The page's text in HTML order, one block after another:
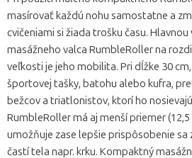
masírovať každú nohu samostatne a
cvičeniami si žiada trošku času.
masážneho valca RumbleRoller na
veľkosti je jeho mobilita. Pri dĺžke 30
športovej tašky, batohu alebo kufra,
bežcov a triatlonistov, ktorí ho
RumbleRoller má aj menší priemer
umožňuje zase lepšie prispôsobenie sa
častí tela napr. krku. Kompaktný